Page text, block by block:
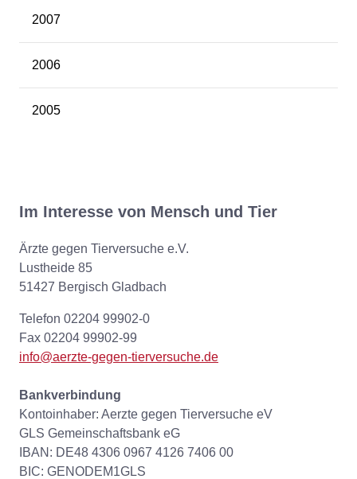
2007
2006
2005
Im Interesse von Mensch und Tier
Ärzte gegen Tierversuche e.V.
Lustheide 85
51427 Bergisch Gladbach
Telefon 02204 99902-0
Fax 02204 99902-99
info@aerzte-gegen-tierversuche.de
Bankverbindung
Kontoinhaber: Aerzte gegen Tierversuche eV
GLS Gemeinschaftsbank eG
IBAN: DE48 4306 0967 4126 7406 00
BIC: GENODEM1GLS